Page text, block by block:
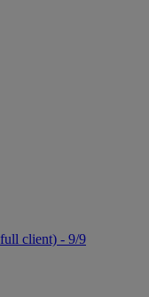
client) - 9/9